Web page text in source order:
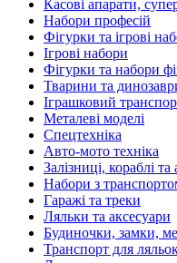
Касові апарати,
Набори професій
Фігурки та ігрові
Ігрові набори
Фігурки та набори
Тварини та
Іграшковий
Металеві моделі
Спецтехніка
Авто-мото техніка
Залізниці, кораблі та
Набори з
Гаражі та треки
Ляльки та аксесуари
Будиночки, замки,
Транспорт для